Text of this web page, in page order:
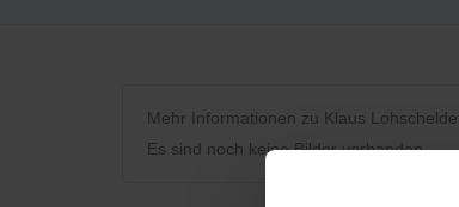
Mehr Informationen zu Klaus
Es sind noch keine Bilder vorhanden.